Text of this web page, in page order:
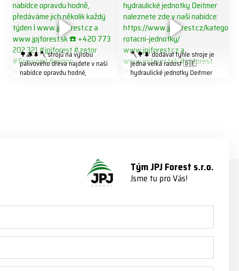
🌳🪵🌲🪓 strojů na výrobu
palivového dřeva najdete v naší
nabídce opravdu hodně,
🪓🌳🌲 dodávat tyhle stroje je
jedna velká radost 🇩🇪
hydraulické jednotky Deitmer
Tým JPJ Forest s.r.o.
Jsme tu pro Vás!